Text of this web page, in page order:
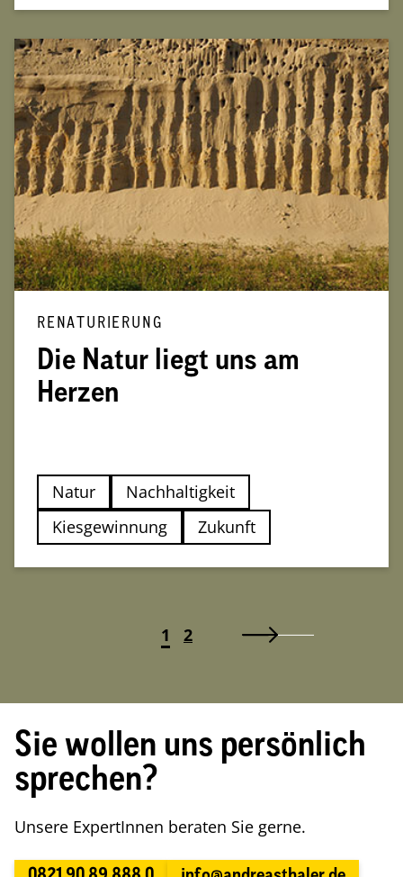
RENATURIERUNG
Die Natur liegt uns am
Herzen
Natur
Nachhaltigkeit
Kiesgewinnung
Zukunft
1 2
Sie wollen uns persönlich
sprechen?
Unsere ExpertInnen beraten Sie gerne.